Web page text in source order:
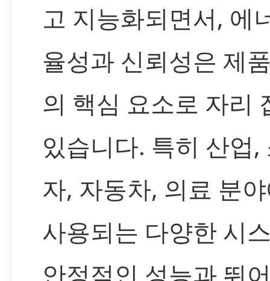
고 지능화되면서, 에
율성과 신뢰성은 제
의 핵심 요소로 자리
있습니다. 특히 산업,
자, 자동차, 의료 분
사용되는 다양한 시
안정적인 성능과 뛰